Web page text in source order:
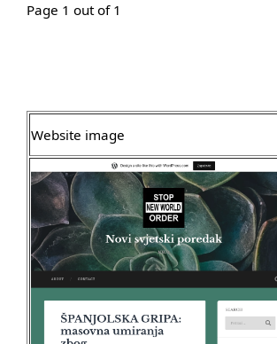
Page 1 out of 1
Website image